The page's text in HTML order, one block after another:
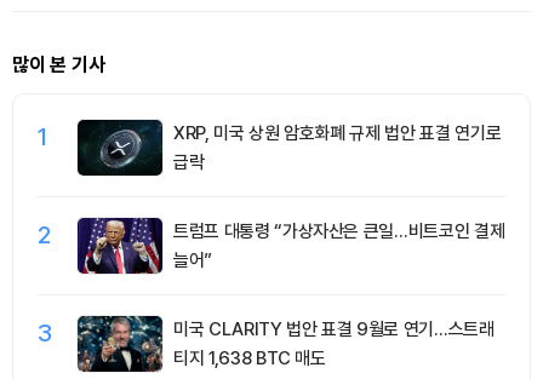
많이 본 기사
1
XRP, 미국 상원 암호화폐 규제 법안 표결 연기로
급락
2
트럼프 대통령 “가상자산은 큰일…비트코인 결제
늘어”
3
미국 CLARITY 법안 표결 9월로 연기…스트래
티지 1,638 BTC 매도